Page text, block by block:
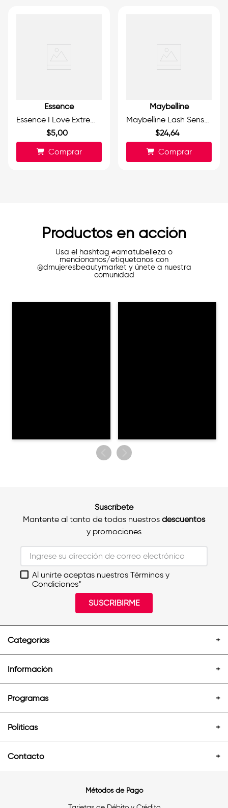
Essence
Essence I Love Extreme Crazy Volume Máscara para Pestañas Voluminizadora Waterproof 12ml.
$5,00
Comprar
Maybelline
Maybelline Lash Sensational Firework Waterproof | Máscara de Pestañas Resistente al Agua 8.75ml.
$24,64
Comprar
Productos en acción
Usa el hashtag #amatubelleza o
mencionanos/etiquetanos con
@dmujeresbeautymarket y únete a nuestra
comunidad
Suscríbete
Mantente al tanto de todas nuestros descuentos
y promociones
Al unirte aceptas nuestros Términos y
Condiciones*
SUSCRIBIRME
Categorías +
Información +
Programas +
Políticas +
Contacto +
Métodos de Pago